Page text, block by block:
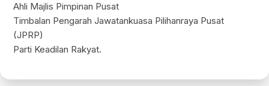
Ahli Majlis Pimpinan Pusat
Timbalan Pengarah Jawatankuasa Pilihanraya Pusat
(JPRP)
Parti Keadilan Rakyat.